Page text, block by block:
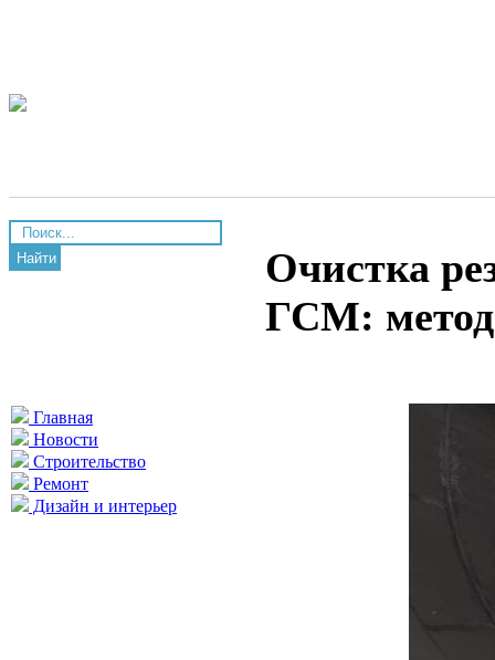
Найти
Главная
Новости
Строительство
Ремонт
Дизайн и интерьер
Очистка
ГСМ: